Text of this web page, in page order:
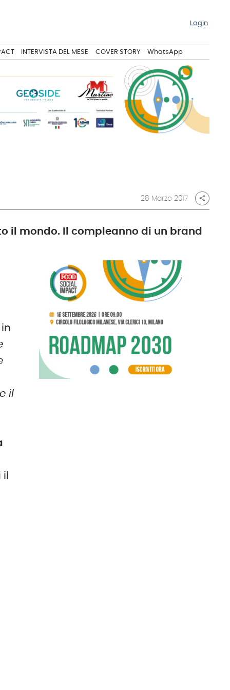
Login
INTERVISTA DEL MESE COVER STORY WhatsApp
28 Marzo 2017 share
il mondo. Il compleanno di un brand
il